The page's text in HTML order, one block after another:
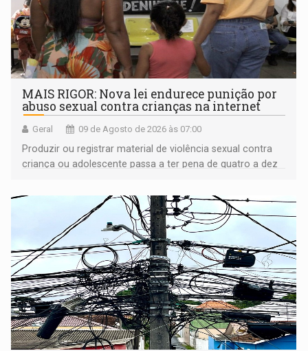
MAIS RIGOR: Nova lei endurece punição por
abuso sexual contra crianças na internet
Geral 09 de Agosto de 2026 às 07:00
Produzir ou registrar material de violência sexual contra
criança ou adolescente passa a ter pena de quatro a dez